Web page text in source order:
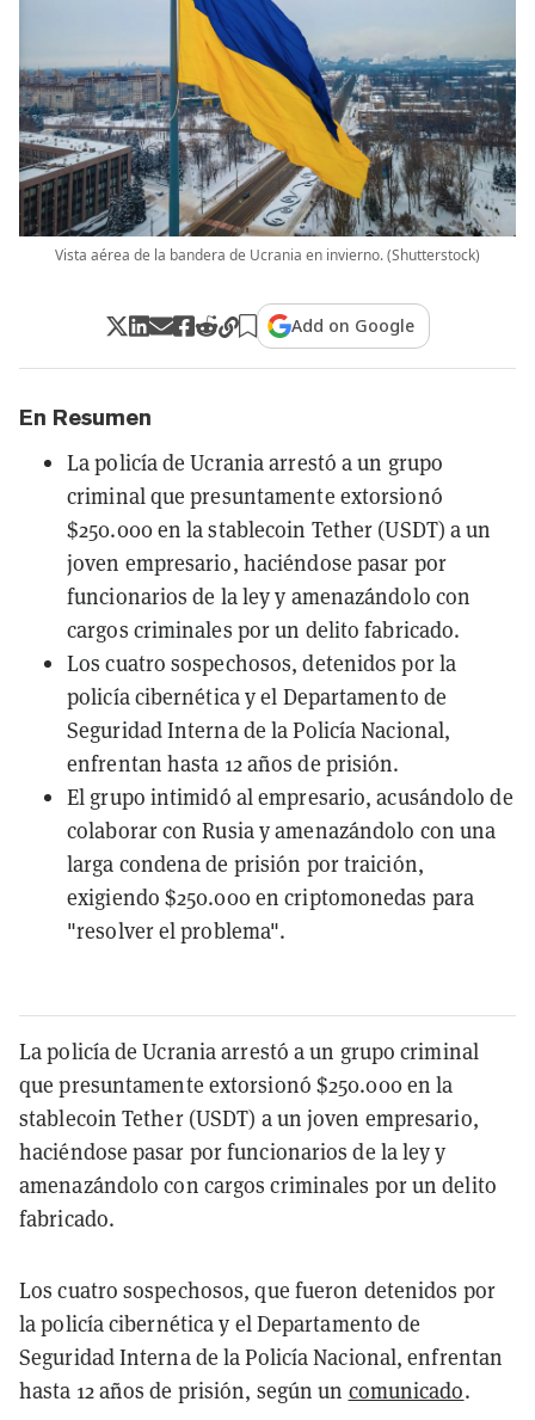
Vista aérea de la bandera de Ucrania en invierno. (Shutterstock)
Add on Google
En Resumen
La policía de Ucrania arrestó a un grupo
criminal que presuntamente extorsionó
$250.000 en la stablecoin Tether (USDT) a un
joven empresario, haciéndose pasar por
funcionarios de la ley y amenazándolo con
cargos criminales por un delito fabricado.
Los cuatro sospechosos, detenidos por la
policía cibernética y el Departamento de
Seguridad Interna de la Policía Nacional,
enfrentan hasta 12 años de prisión.
El grupo intimidó al empresario, acusándolo de
colaborar con Rusia y amenazándolo con una
larga condena de prisión por traición,
exigiendo $250.000 en criptomonedas para
"resolver el problema".
La policía de Ucrania arrestó a un grupo criminal
que presuntamente extorsionó $250.000 en la
stablecoin Tether (USDT) a un joven empresario,
haciéndose pasar por funcionarios de la ley y
amenazándolo con cargos criminales por un delito
fabricado.
Los cuatro sospechosos, que fueron detenidos por
la policía cibernética y el Departamento de
Seguridad Interna de la Policía Nacional, enfrentan
hasta 12 años de prisión, según un comunicado.